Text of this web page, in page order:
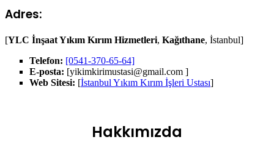
Adres:
[YLC İnşaat Yıkım Kırım Hizmetleri, Kağıthane, İstanbul]
Telefon: [0541-370-65-64]
E-posta: [yikimkirimustasi@gmail.com ]
Web Sitesi: [İstanbul Yıkım Kırım İşleri Ustası]
Hakkımızda